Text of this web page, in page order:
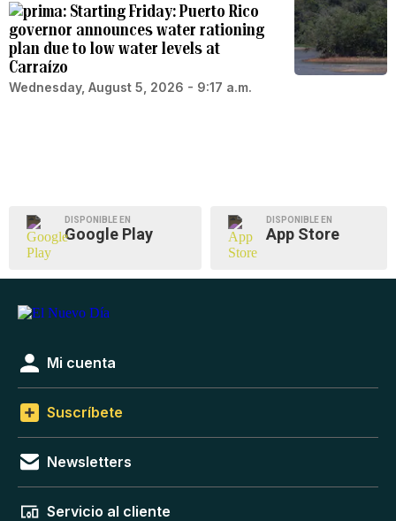
Starting Friday: Puerto Rico
governor announces water rationing
plan due to low water levels at
Carraízo
Wednesday, August 5, 2026 - 9:17 a.m.
DISPONIBLE EN
Google Play
DISPONIBLE EN
App Store
Mi cuenta
Suscríbete
Newsletters
Servicio al cliente